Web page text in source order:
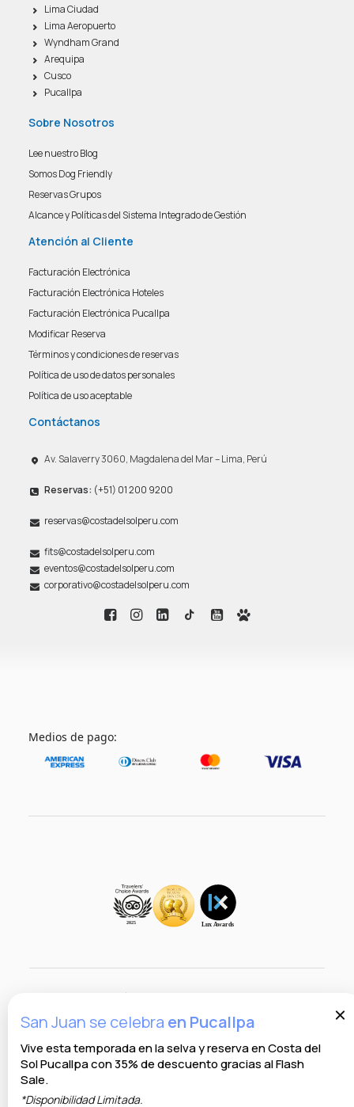
Lima Ciudad
Lima Aeropuerto
Wyndham Grand
Arequipa
Cusco
Pucallpa
Sobre Nosotros
Lee nuestro Blog
Somos Dog Friendly
Reservas Grupos
Alcance y Políticas del Sistema Integrado de Gestión
Atención al Cliente
Facturación Electrónica
Facturación Electrónica Hoteles
Facturación Electrónica Pucallpa
Modificar Reserva
Términos y condiciones de reservas
Política de uso de datos personales
Política de uso aceptable
Contáctanos
Av. Salaverry 3060, Magdalena del Mar – Lima, Perú
Reservas: (+51) 01 200 9200
reservas@costadelsolperu.com
fits@costadelsolperu.com
eventos@costadelsolperu.com
corporativo@costadelsolperu.com
Medios de pago:
Términos y condiciones
Política Web de Privacidad
Términos y condiciones Dog Friendly
San Juan se celebra en Pucallpa
Vive esta temporada en la selva y reserva en Costa del
Sol Pucallpa con 35% de descuento gracias al Flash
Sale.
*Disponibilidad Limitada.